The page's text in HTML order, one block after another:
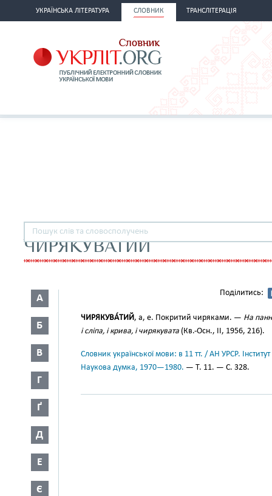
УКРАЇНСЬКА ЛІТЕРАТУРА СЛОВНИК ТРАНСЛІТЕРАЦІЯ
ЧИРЯКУВАТИЙ
А
Б
В
Г
Ґ
Д
Е
Є
Поділитись:
ЧИРЯКУВА́ТИЙ, а, е. Покритий чиряками. — На
і сліпа, і крива, і чирякувата (Кв.-Осн., II, 1956, 216).
Словник української мови: в 11 тт. / АН УРСР.
Наукова думка, 1970—1980. — Т. 11. — С. 328.